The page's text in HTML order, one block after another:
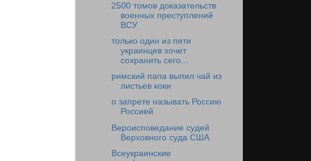
2500 томов доказательств
военных преступлений
ВСУ
только один из пяти
украинцев хочет
сохранить сего...
римский папа выпил чай из
листьев коки
о запрете называть Россию
Россией
Вероисповедание судей
Верховного суда США
Всеукраинские